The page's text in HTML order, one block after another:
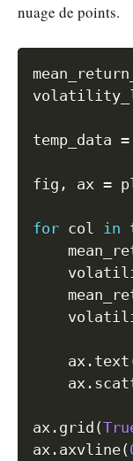
nuage de points.
temp_data =
fig , ax =
for col in
    ax
. text
    ax
.
ax . grid (
ax . axvline(